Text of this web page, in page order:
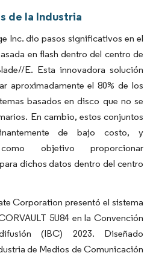
de la Industria
Inc. dio pasos significativos en el
en flash dentro del centro de
E. Esta innovadora solución
aproximadamente el 80% de los
basados en disco que no se
En cambio, estos conjuntos
de bajo costo, y
objetivo proporcionar
dichos datos dentro del centro
Corporation presentó el sistema
5U84 en la Convención
(IBC) 2023. Diseñado
de Medios de Comunicación